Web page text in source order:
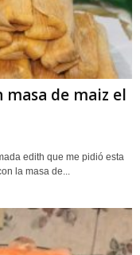
de maiz el
edith que me pidió esta
la masa de...